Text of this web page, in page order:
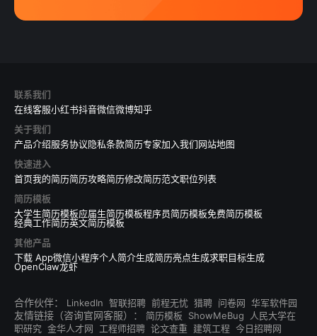
联系我们
在线客服小红书抖音微信微博知乎
关于我们
产品介绍服务协议隐私条款简历专家加入我们网站地图
快速进入
首页我的简历简历攻略简历修改简历范文职位列表
简历模板
大学生简历模板应届生简历模板程序员简历模板免费简历模板
经典工作简历英文简历模板
其他产品
下载 App微信小程序个人简介生成简历亮点生成求职目标生成
OpenClaw龙虾
合作伙伴： LinkedIn 智联招聘 前程无忧 猎聘 问卷网 华军软件园
友情链接（咨询官网客服）： 简历模板 ShowMeBug
人民大学在
职研究 金华人才网 工程师招聘 论文查重 建筑工程 今日招聘网